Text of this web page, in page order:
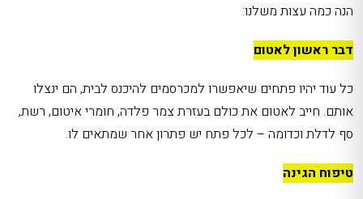
הנה כמה עצות משלנו:
דבר ראשון לאטום
כל עוד יהיו פתחים שיאפשרו למכרסמים להיכנס לבית, הם ינצלו
אותם. חייב לאטום את כולם בעזרת צמר פלדה, חומרי איטום, רשת,
סף לדלת וכדומה – לכל פתח יש פתרון אחר שמתאים לו.
טיפוח הגינה